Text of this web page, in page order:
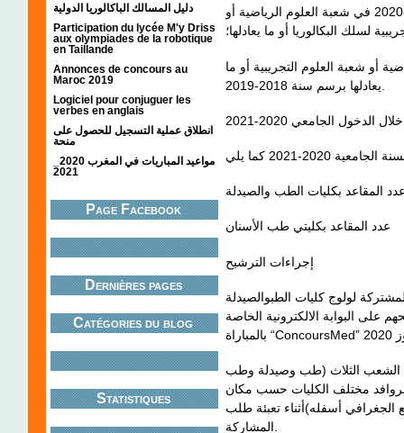
دليل المسالك الباكالوريا الدولية
Participation du lycée M'y Driss
aux olympiades de la robotique
en Taillande
Annonces de concours au
Maroc 2019
Logiciel pour conjuguer les
verbes en anglais
انطلاق عملية التسجيل للحصول على
منحة
2021
Page Facebook
Dernières pages
Catégories du blog
Statistiques
مسجلا بالسنة الثانية من سلك البكالوريا لسنة 2019-2020 في شعبة العلوم الرياضية أو
لسلك البكالوريا أو ما يعادلها؛
أو شعبة العلوم التجريبية أو ما
الجامعي 2020-2021
المقاعد بكليات الطب والصيدلة
إجراءات الترشيح
لولوج كليات الطبوالصيدلة
البوابة الالكترونية الخاصة
الشعب الثلاث (طب وصيدلة وطب
مختلف الكليات حسب مكان
الجغرافي أسفله)أثناء تعبئة طلب